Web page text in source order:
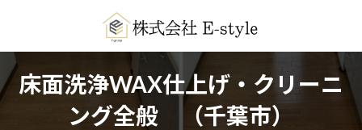
ン
ツ
へ
ス
ー
シ
ョ
ン
床面洗浄WAX仕上げ・クリーニ
ング全般 （千葉市）